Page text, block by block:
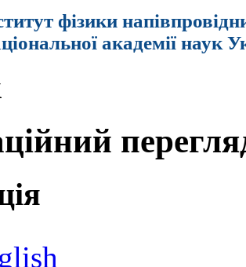
фізики
академії наук